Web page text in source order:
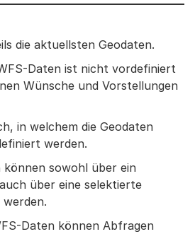
die aktuellsten Geodaten.
Daten ist nicht vordefiniert
Wünsche und Vorstellungen
in welchem die Geodaten
werden.
sowohl über ein
über eine selektierte
Daten können Abfragen